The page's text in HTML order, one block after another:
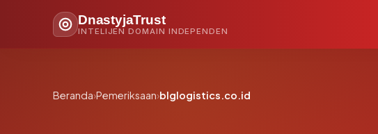
DnastyjaTrust
INTELIJEN DOMAIN INDEPENDEN
Beranda›Pemeriksaan›blglogistics.co.id